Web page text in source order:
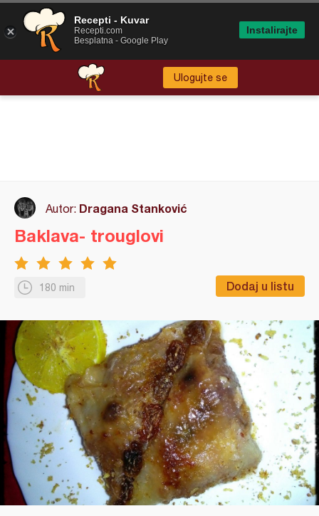
Ulogujte se
Autor: Dragana Stanković
180 min Dodaj u listu
Baklava- trouglovi
Recepti - Kuvar
Recepti.com
Besplatna - Google Play
Instalirajte